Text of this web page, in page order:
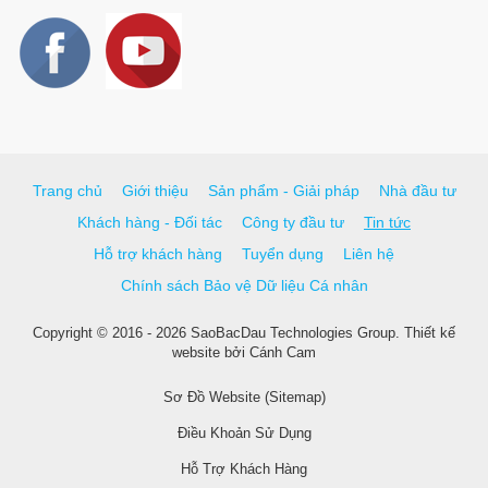
Trang chủ Giới thiệu Sản phẩm - Giải pháp
Nhà đầu tư
Khách hàng - Đối tác
Công ty đầu tư
Tin tức
Hỗ trợ khách hàng
Tuyển dụng
Liên hệ
Chính sách Bảo vệ Dữ liệu Cá nhân
Copyright © 2016 - 2026 SaoBacDau Technologies Group. Thiết kế
website bởi Cánh Cam
Sơ Đồ Website (Sitemap)
Điều Khoản Sử Dụng
Hỗ Trợ Khách Hàng